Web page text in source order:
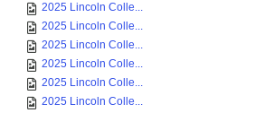
2025 Lincoln Colle...
2025 Lincoln Colle...
2025 Lincoln Colle...
2025 Lincoln Colle...
2025 Lincoln Colle...
2025 Lincoln Colle...